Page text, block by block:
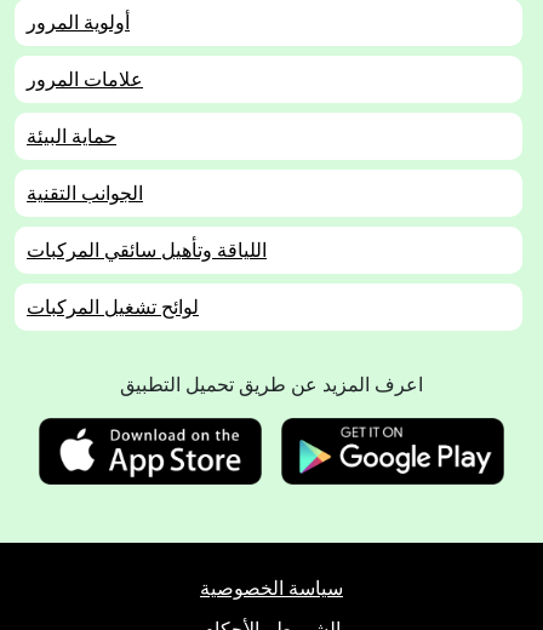
أولوية المرور
علامات المرور
حماية البيئة
الجوانب التقنية
اللياقة وتأهيل سائقي المركبات
لوائح تشغيل المركبات
اعرف المزيد عن طريق تحميل التطبيق
سياسة الخصوصية